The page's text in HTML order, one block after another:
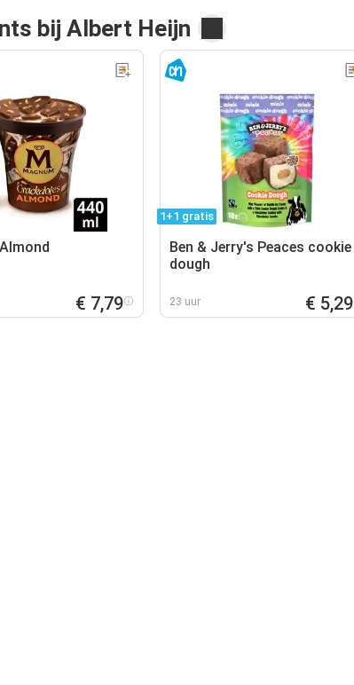
bij Albert Heijn
€ 7,79
1+1 gratis
Ben & Jerry's Peaces cookie
dough
23 uur € 5,29